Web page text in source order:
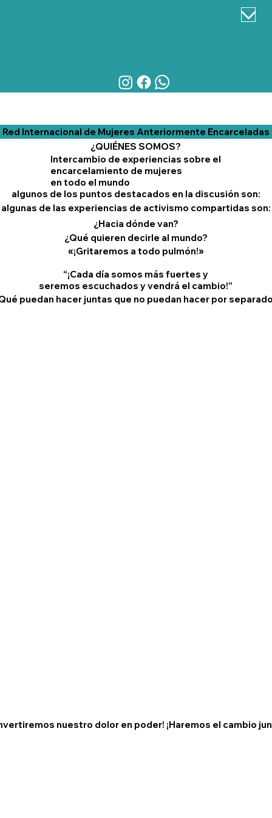
Red Internacional de Mujeres Anteriormente Encarceladas
¿QUIÉNES SOMOS?
nuestro dolor en poder! ¡Haremos el cambio
Intercambio de experiencias sobre el
encarcelamiento de mujeres
en todo el mundo
algunos de los puntos destacados en la discusión son:
algunas de las experiencias de activismo compartidas son:
¿Hacia dónde van?
¿Qué quieren decirle al mundo?
«¡Gritaremos a todo pulmón!»
“¡Cada día somos más fuertes y
seremos escuchados y vendrá el cambio!”
puedan hacer juntas que no puedan hacer por